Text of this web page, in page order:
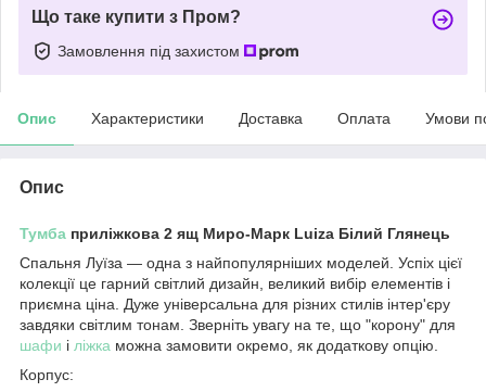
Що таке купити з Пром?
Замовлення під захистом
Опис Характеристики Доставка Оплата Умови
Опис
Тумба приліжкова 2 ящ Миро-Марк Luiza Білий Глянець
Спальня Луїза — одна з найпопулярніших моделей. Успіх цієї
колекції це гарний світлий дизайн, великий вибір елементів і
приємна ціна. Дуже універсальна для різних стилів інтер'єру
завдяки світлим тонам. Зверніть увагу на те, що "корону" для
шафи і ліжка можна замовити окремо, як додаткову опцію.
Корпус: